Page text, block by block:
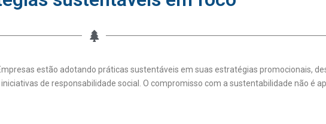
estão adotando práticas sustentáveis em suas estratégias promocionais,
de responsabilidade social. O compromisso com a sustentabilidade não é